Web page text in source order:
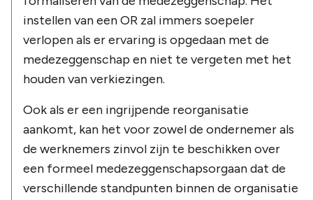
instellen van een OR zal immers soepeler
verlopen als er ervaring is opgedaan met de
medezeggenschap en niet te vergeten met het
houden van verkiezingen.
Ook als er een ingrijpende reorganisatie
aankomt, kan het voor zowel de ondernemer als
de werknemers zinvol zijn te beschikken over
een formeel medezeggenschapsorgaan dat de
verschillende standpunten binnen de organisatie